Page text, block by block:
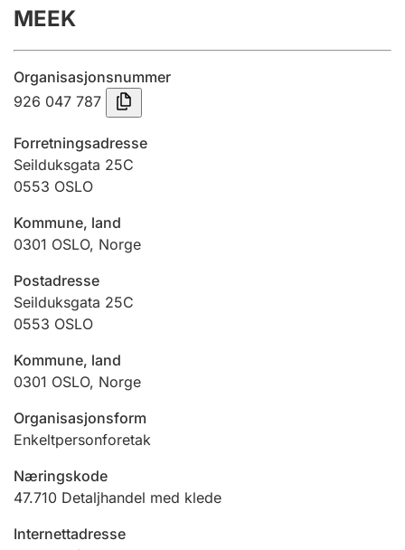
Innsending og forseinkingsgebyr
Tinglysing
Jeger
Ektepaktrettleiaren
MEEK
Organisasjonsnummer
926 047 787
Forretningsadresse
Seilduksgata 25C
0553 OSLO
Kommune, land
0301 OSLO, Norge
Postadresse
Seilduksgata 25C
0553 OSLO
Kommune, land
0301 OSLO, Norge
Organisasjonsform
Enkeltpersonforetak
Næringskode
47.710 Detaljhandel med klede
Internettadresse